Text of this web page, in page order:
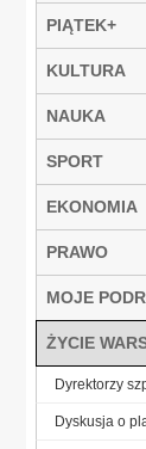
PIĄTEK+
KULTURA
NAUKA
SPORT
EKONOMIA
PRAWO
MOJE
ŻYCIE
Dyrektorzy
Dyskusja o